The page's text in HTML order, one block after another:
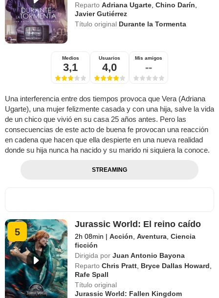
Reparto Adriana Ugarte ,Chino Darín
Javier Gutiérrez
Título original Durante la Tormenta
Medios
3,1
Usuarios
4,0
Mis amigos
--
Una interferencia entre dos tiempos provoca que Vera (Adriana
Ugarte), una mujer felizmente casada y con una hija, salve la vida
de un chico que vivió en su casa 25 años antes. Pero las
consecuencias de este acto de buena fe provocan una reacción
en cadena que hacen que ella despierte en una nueva realidad
donde su hija nunca ha nacido y su marido ni siquiera la conoce.
STREAMING
5
Jurassic World: El reino caído
2h 08min | Acción ,Aventura ,Ciencia
ficción
Dirigida por Juan Antonio Bayona
Reparto Chris Pratt Bryce Dallas Howard
Rafe Spall
Título original
Jurassic World: Fallen Kingdom